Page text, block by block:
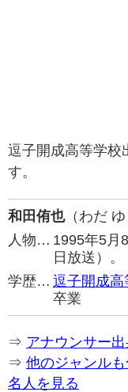
逗子開成高等学校
す。
和田侑也（わだ ゆ
人物… 1995年5月
日放送）。
学歴… 逗子開成高
卒業
⇒ アナウンサー
⇒ 他のジャンル
名人を見る